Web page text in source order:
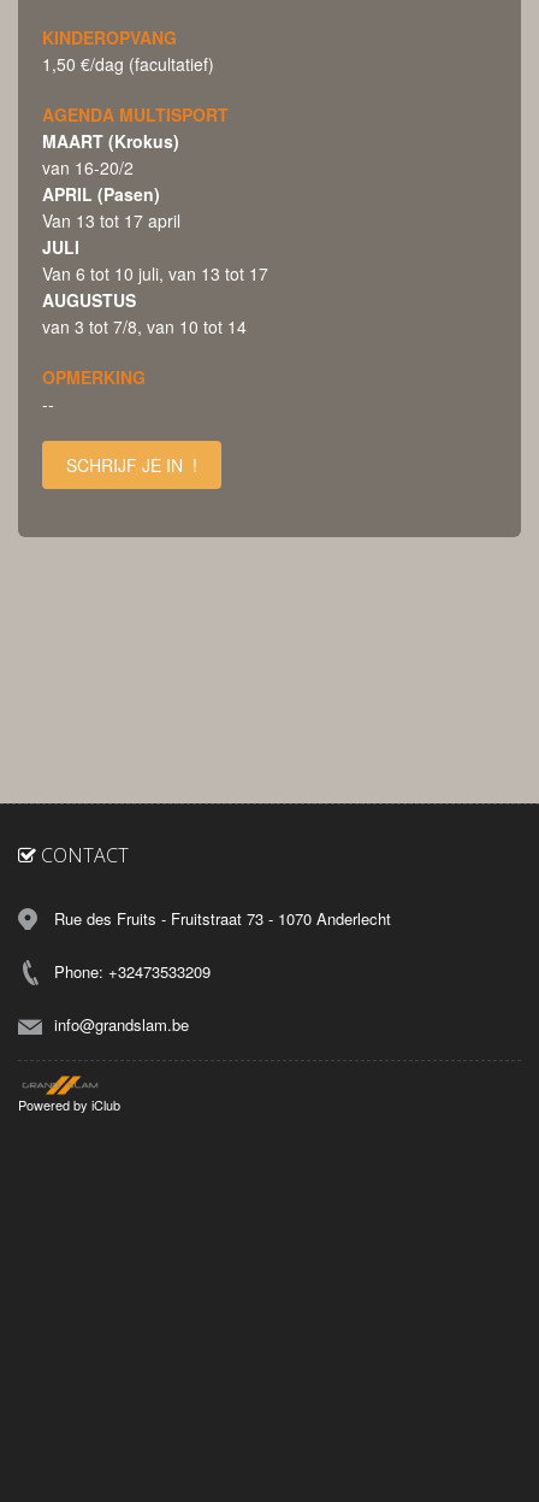
KINDEROPVANG
1,50 €/dag (facultatief)
AGENDA MULTISPORT
MAART (Krokus)
van 16-20/2
APRIL (Pasen)
Van 13 tot 17 april
JULI
Van 6 tot 10 juli, van 13 tot 17
AUGUSTUS
van 3 tot 7/8, van 10 tot 14
OPMERKING
--
SCHRIJF JE IN !
CONTACT
Rue des Fruits - Fruitstraat 73 - 1070 Anderlecht
Phone: +32473533209
info@grandslam.be
Powered by iClub